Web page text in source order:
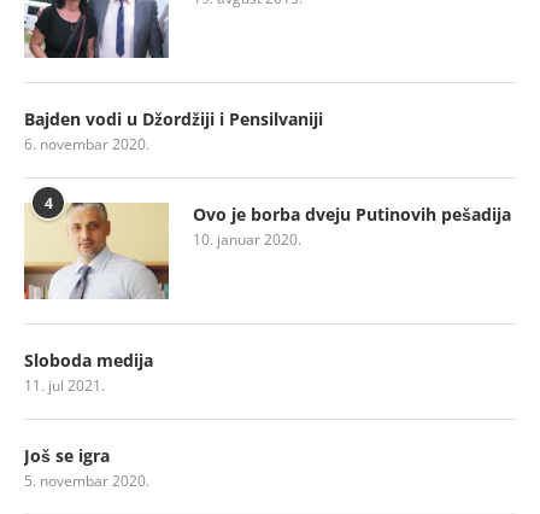
Bajden vodi u Džordžiji i Pensilvaniji
6. novembar 2020.
4 Ovo je borba dveju Putinovih pešadija
10. januar 2020.
Sloboda medija
11. jul 2021.
Još se igra
5. novembar 2020.